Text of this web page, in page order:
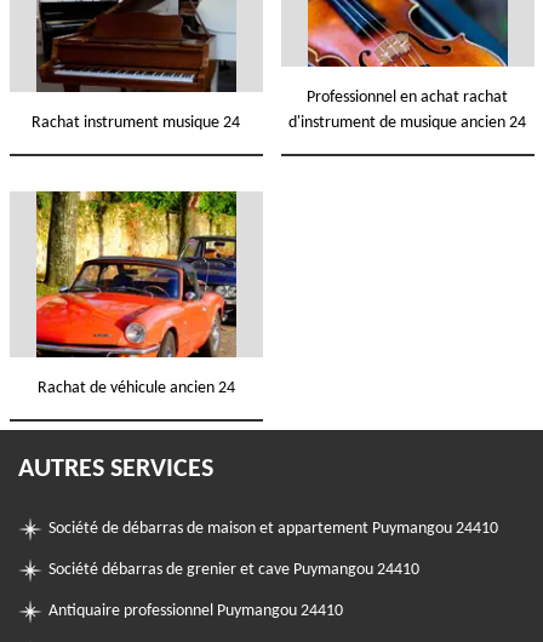
Rachat instrument musique 24
Professionnel en achat rachat
d'instrument de musique ancien 24
Rachat de véhicule ancien 24
AUTRES SERVICES
Société de débarras de maison et appartement Puymangou 24410
Société débarras de grenier et cave Puymangou 24410
Antiquaire professionnel Puymangou 24410